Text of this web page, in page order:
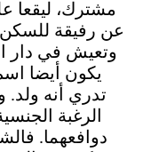
مشترك، ليقعا
عن رفيقة للسكن
وتعيش في دار
يكون أيضا
تدري أنه ولد.
الرغبة
دوافعهما.